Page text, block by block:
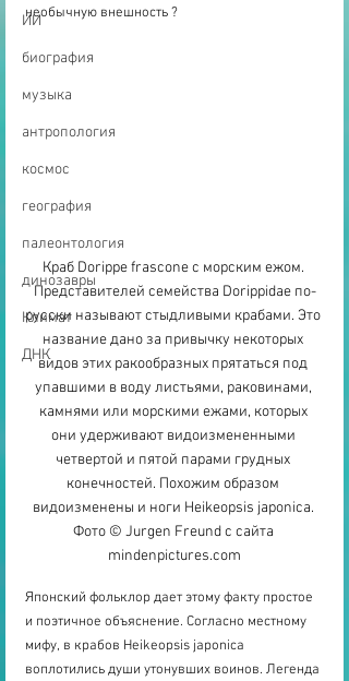
ИИ
биография
музыка
антропология
космос
география
палеонтология
динозавры
Климат
ДНК
необычную внешность ?
Краб Dorippe frascone с морским ежом.
Представителей семейства Dorippidae по-
русски называют стыдливыми крабами. Это
название дано за привычку некоторых
видов этих ракообразных прятаться под
упавшими в воду листьями, раковинами,
камнями или морскими ежами, которых
они удерживают видоизмененными
четвертой и пятой парами грудных
конечностей. Похожим образом
видоизменены и ноги Heikeopsis japonica.
Фото © Jurgen Freund с сайта
mindenpictures.com
Японский фольклор дает этому факту простое
и поэтичное объяснение. Согласно местному
мифу, в крабов Heikeopsis japonica
воплотились души утонувших воинов. Легенда